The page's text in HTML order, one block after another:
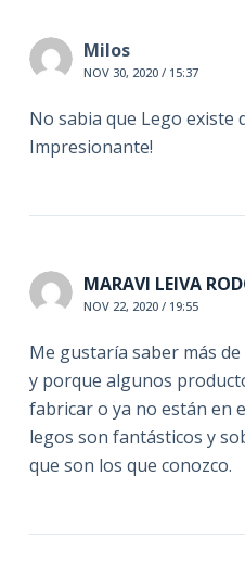
Milos
NOV 30, 2020 / 15:37
No sabia que Lego existe
Impresionante!
MARAVI LEIVA
NOV 22, 2020 / 19:55
Me gustaría saber más
y porque algunos
fabricar o ya no están en
legos son fantásticos y
que son los que conozco.